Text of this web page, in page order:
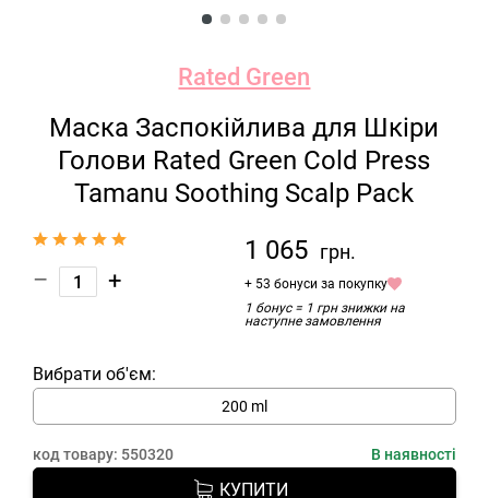
Rated Green
Маска Заспокійлива для Шкіри
Голови Rated Green Cold Press
Tamanu Soothing Scalp Pack
– +
1 065 грн.
+ 53 бонуси за покупку
1 бонус = 1 грн знижки на
наступне замовлення
Вибрати об'єм:
200 ml
код товару: 550320 В наявності
КУПИТИ